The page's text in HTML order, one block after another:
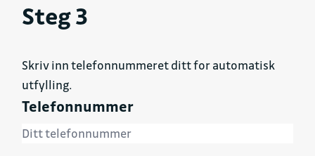
Steg 3
Skriv inn telefonnummeret ditt for automatisk
utfylling.
Telefonnummer